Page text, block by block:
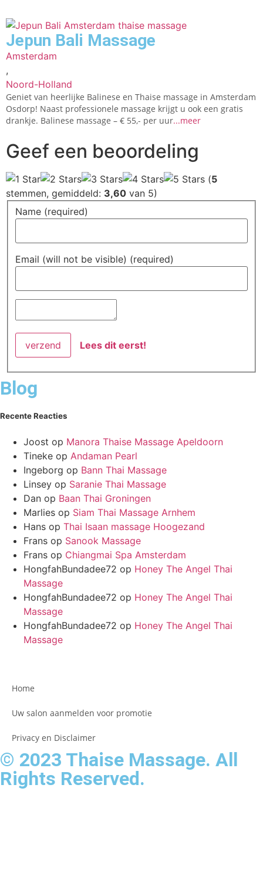
Jepun Bali Massage
Amsterdam
,
Noord-Holland
Geniet van heerlijke Balinese en Thaise massage in Amsterdam
Osdorp! Naast professionele massage krijgt u ook een gratis
drankje. Balinese massage – € 55,- per uur...meer
Geef een beoordeling
(5
stemmen, gemiddeld: 3,60 van 5)
Name (required)
Email (will not be visible) (required)
Lees dit eerst!
Blog
Recente Reacties
Joost op Manora Thaise Massage Apeldoorn
Tineke op Andaman Pearl
Ingeborg op Bann Thai Massage
Linsey op Saranie Thai Massage
Dan op Baan Thai Groningen
Marlies op Siam Thai Massage Arnhem
Hans op Thai Isaan massage Hoogezand
Frans op Sanook Massage
Frans op Chiangmai Spa Amsterdam
HongfahBundadee72 op Honey The Angel Thai
Massage
HongfahBundadee72 op Honey The Angel Thai
Massage
HongfahBundadee72 op Honey The Angel Thai
Massage
Home
Uw salon aanmelden voor promotie
Privacy en Disclaimer
© 2023 Thaise Massage. All
Rights Reserved.